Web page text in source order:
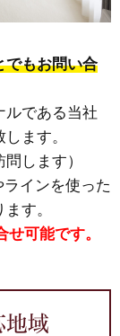
でもお問い合
ルである当社
ます。
問します）
ラインを使った
す。
可能です。
地域